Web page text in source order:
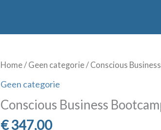
Home/ Geen categorie/ Conscious
Geen categorie
Conscious Business
€347,00